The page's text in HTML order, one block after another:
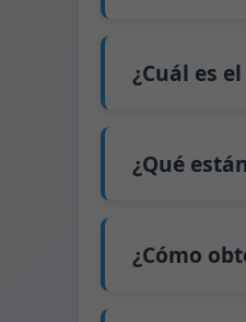
El precio
interesado
precio
¿Cuál es
extiende a 45
El envío
¿Qué
GB4806.5
(CE) No.
¿Cómo